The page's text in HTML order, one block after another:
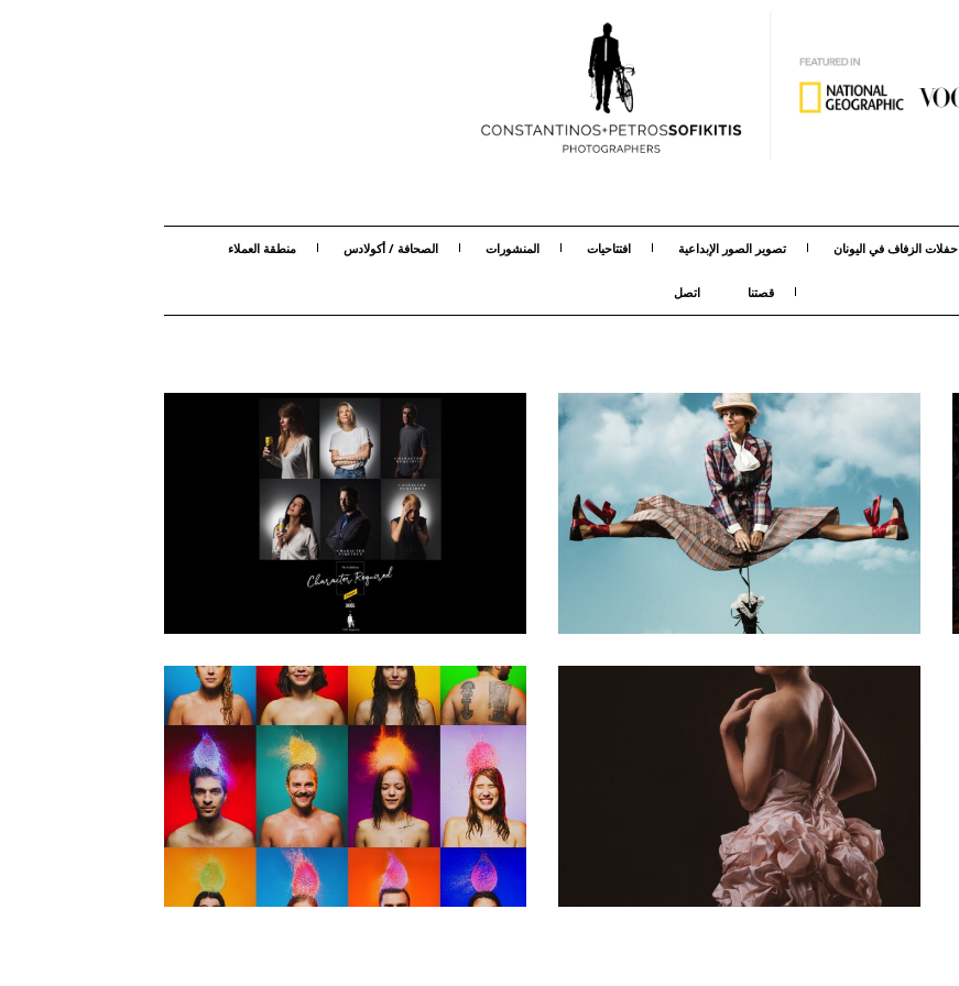
حفلات الزفاف في اليونان تصوير الصور الإبداعية افتتاحيات المنشورات الصحافة / أكولادس منطقة العملاء
قصتنا اتصل